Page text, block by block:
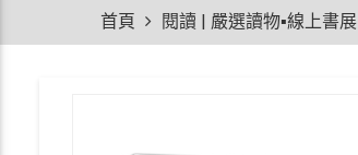
首頁 閱讀 | 嚴選讀物▪線上書展